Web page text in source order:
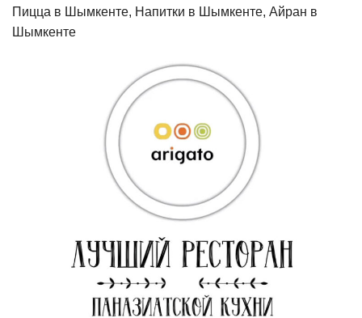
Пицца в Шымкенте, Напитки в Шымкенте, Айран в
Шымкенте